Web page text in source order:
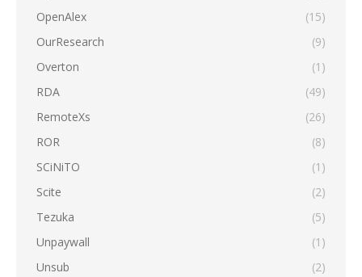
OpenAlex
(15)
OurResearch
(9)
Overton
(1)
RDA
(49)
RemoteXs
(26)
ROR
(8)
SCiNiTO
(1)
Scite
(2)
Tezuka
(5)
Unpaywall
(1)
Unsub
(2)